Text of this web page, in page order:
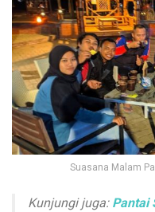
Suasana Malam
Kunjungi juga: Pantai